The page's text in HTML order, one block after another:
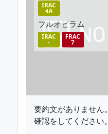
IRAC
4A
フルオピラム
IRAC
-
FRAC
7
要約文がありません
確認をしてください。